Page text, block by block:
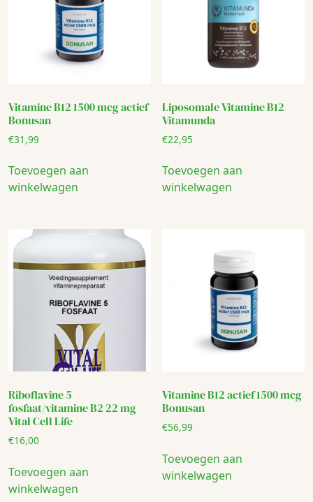
Vitamine B12 1500 mcg actief
Bonusan
€31,99
Toevoegen aan
winkelwagen
Liposomale Vitamine B12
Vitamunda
€22,95
Toevoegen aan
winkelwagen
Riboflavine 5
fosfaat/vitamine B2 22 mg
Vital Cell Life
€16,00
Toevoegen aan
winkelwagen
Vitamine B12 actief 1500 mcg
Bonusan
€56,99
Toevoegen aan
winkelwagen